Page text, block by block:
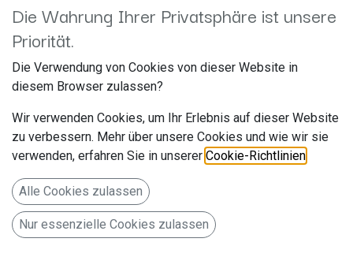
Kenwood CMOS-740HD
Hersteller: JVCKenwood
Artikelnummer: CMOS-740HD
Konrad-Adenauer-Allee 1-11
Bad Vilbel 61118
Deutschland www.de.jvckenwood.com
Kenwood CMOS-740HD Front und Rückfahrkamere mit HD
Auflösung
Die Wahrung Ihrer Privatsphäre ist unsere
Priorität.
Die Verwendung von Cookies von dieser Website in
diesem Browser zulassen?
Wir verwenden Cookies, um Ihr Erlebnis auf dieser Website
zu verbessern. Mehr über unsere Cookies und wie wir sie
verwenden, erfahren Sie in unserer Cookie-Richtlinien
Alle Cookies zulassen
Nur essenzielle Cookies zulassen